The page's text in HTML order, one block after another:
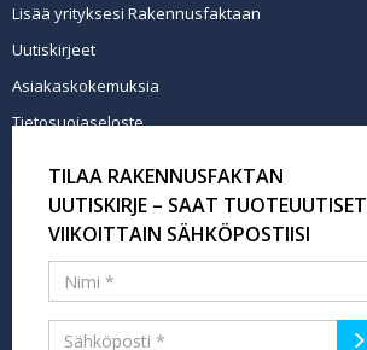
Lisää yrityksesi Rakennusfaktaan
Uutiskirjeet
Asiakaskokemuksia
Tietosuojaseloste
Tilaa uutiskirje
TILAA RAKENNUSFAKTAN
UUTISKIRJE – SAAT TUOTEUUTISET
VIIKOITTAIN SÄHKÖPOSTIISI